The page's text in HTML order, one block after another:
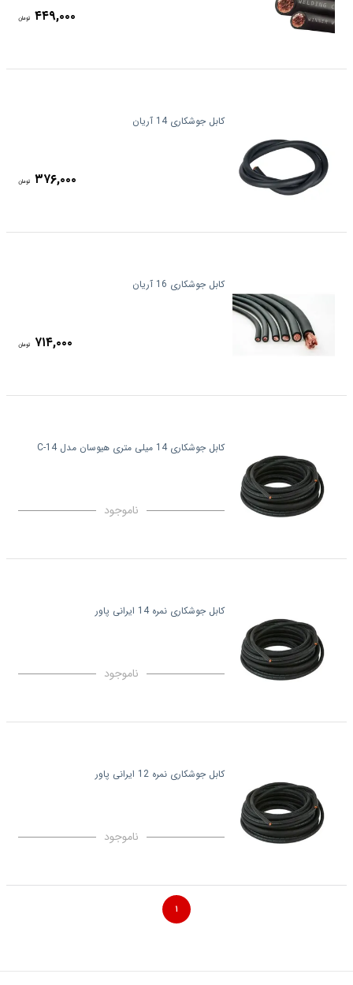
۴۴۹,۰۰۰ تومان
کابل جوشکاری 14 آریان
۳۷۶,۰۰۰ تومان
کابل جوشکاری 16 آریان
۷۱۴,۰۰۰ تومان
کابل جوشکاری 14 میلی متری هیوسان مدل C-14
ناموجود
کابل جوشکاری نمره 14 ایرانی پاور
ناموجود
کابل جوشکاری نمره 12 ایرانی پاور
ناموجود
۱